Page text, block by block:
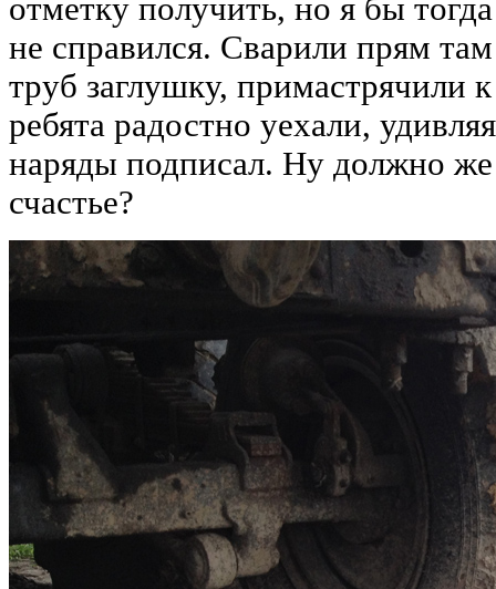
отметку получить, но я бы
не справился. Сварили прям
труб заглушку, примастрячили
ребята радостно уехали,
наряды подписал. Ну должно
счастье?